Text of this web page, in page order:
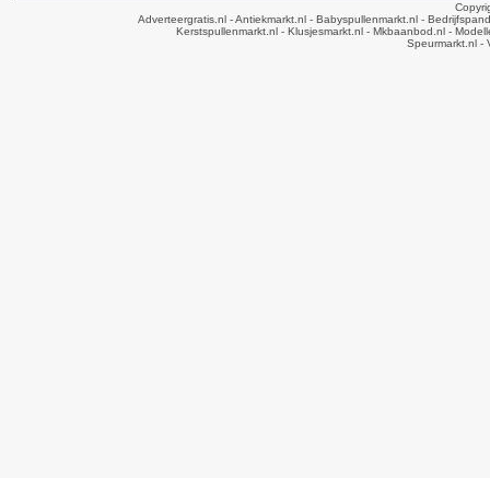
Adverteergratis.nl - Antiekmarkt.nl - Babyspullenmarkt.nl -
Kerstspullenmarkt.nl - Klusjesmarkt.nl - Mkbaanbod.nl -
Speurmarkt.nl -